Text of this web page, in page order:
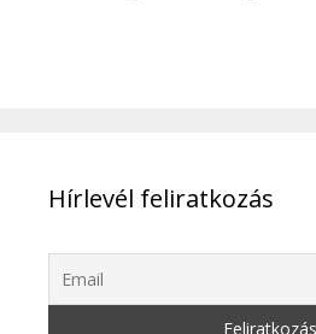
Hírlevél feliratkozás